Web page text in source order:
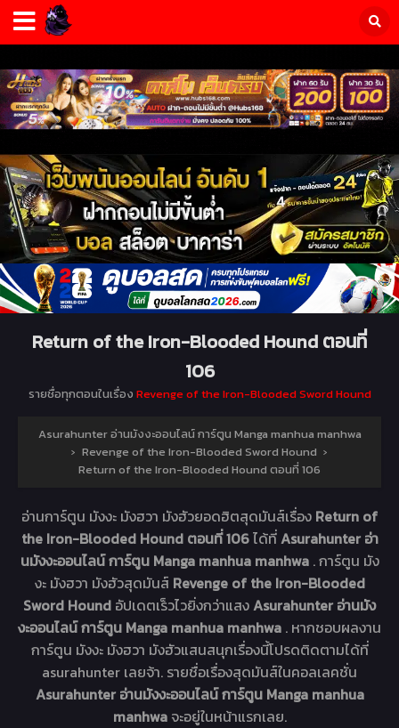
Return of the Iron-Blooded Hound ตอนที่
106
รายชื่อทุกตอนในเรื่อง Revenge of the Iron-Blooded Sword Hound
Asurahunter อ่านมังงะออนไลน์ การ์ตูน Manga manhua manhwa
› Revenge of the Iron-Blooded Sword Hound ›
Return of the Iron-Blooded Hound ตอนที่ 106
อ่านการ์ตูน มังงะ มังฮวา มังฮัวยอดฮิตสุดมันส์เรื่อง Return of
the Iron-Blooded Hound ตอนที่ 106ได้ที่Asurahunter อ่า
นมังงะออนไลน์ การ์ตูน Manga manhua manhwa . การ์ตูน มัง
งะ มังฮวา มังฮัวสุดมันส์ Revenge of the Iron-Blooded
Sword Hound อัปเดตเร็วไวยิ่งกว่าแสงAsurahunter อ่านมัง
งะออนไลน์ การ์ตูน Manga manhua manhwa . หากชอบผลงาน
การ์ตูน มังงะ มังฮวา มังฮัวแสนสนุกเรื่องนี้โปรดติดตามได้ที่
asurahunter เลยจ้า. รายชื่อเรื่องสุดมันส์ในคอลเลคชั่น
Asurahunter อ่านมังงะออนไลน์ การ์ตูน Manga manhua
manhwa จะอยู่ในหน้าแรกเลย.